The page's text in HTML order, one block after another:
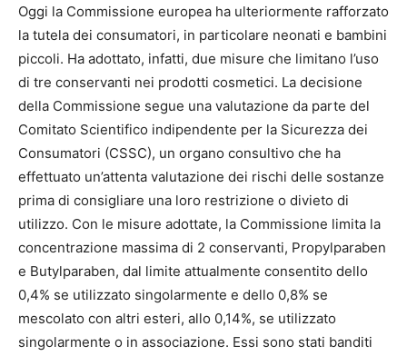
Oggi la Commissione europea ha ulteriormente rafforzato
la tutela dei consumatori, in particolare neonati e bambini
piccoli. Ha adottato, infatti, due misure che limitano l’uso
di tre conservanti nei prodotti cosmetici. La decisione
della Commissione segue una valutazione da parte del
Comitato Scientifico indipendente per la Sicurezza dei
Consumatori (CSSC), un organo consultivo che ha
effettuato un’attenta valutazione dei rischi delle sostanze
prima di consigliare una loro restrizione o divieto di
utilizzo. Con le misure adottate, la Commissione limita la
concentrazione massima di 2 conservanti, Propylparaben
e Butylparaben, dal limite attualmente consentito dello
0,4% se utilizzato singolarmente e dello 0,8% se
mescolato con altri esteri, allo 0,14%, se utilizzato
singolarmente o in associazione. Essi sono stati banditi